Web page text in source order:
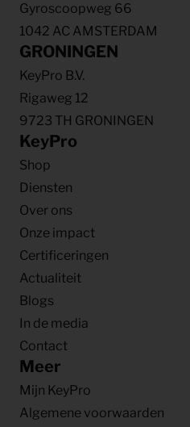
Gyroscoopweg 66
1042 AC AMSTERDAM
GRONINGEN
KeyPro B.V.
Rigaweg 12
9723 TH GRONINGEN
KeyPro
Shop
Diensten
Over ons
Onze impact
Certificeringen
Actualiteit
Blogs
In de media
Contact
Meer
Mijn KeyPro
Algemene voorwaarden